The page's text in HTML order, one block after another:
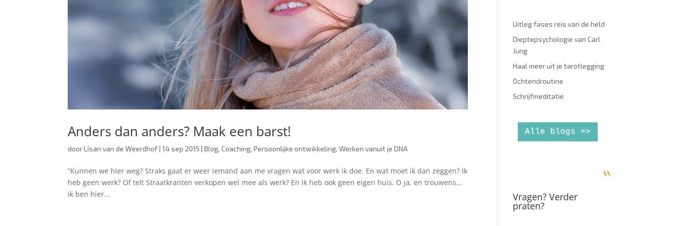
Anders dan anders? Maak een barst!
doorLísan van de Weerdhof |14 sep 2015 |Blog,Coaching,Persoonlijke ontwikkeling,Werken vanuit je DNA
“Kunnen we hier weg? Straks gaat er weer iemand aan me vragen wat voor werk ik doe. En wat moet ik dan zeggen? Ik
heb geen werk? Of telt Straatkranten verkopen wel mee als werk? En ik heb ook geen eigen huis. O ja, en trouwens…
ik ben hier...
Uitleg fases reis van de held
Dieptepsychologie van Carl
Jung
Haal meer uit je tarotlegging
Ochtendroutine
Schrijfmeditatie
Alle blogs >>
Vragen? Verder
praten?